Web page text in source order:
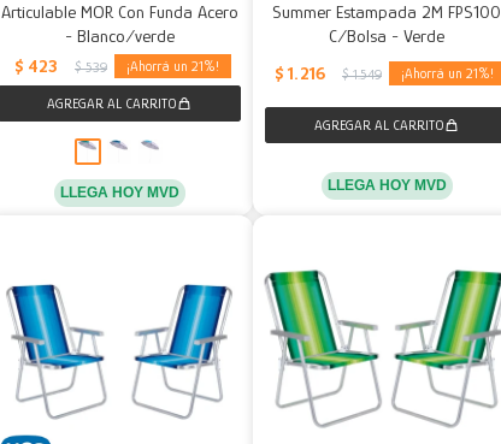
Articulable MOR Con Funda Acero
- Blanco/verde
$ 423 $ 539 21
LLEGA HOY MVD
Summer Estampada 2M FPS100
C/Bolsa - Verde
$ 1.216 $ 1.549 21
LLEGA HOY MVD